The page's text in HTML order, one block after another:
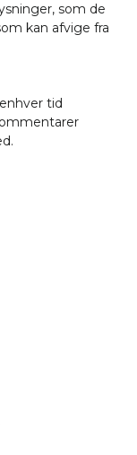
som de
kan afvige fra
tid